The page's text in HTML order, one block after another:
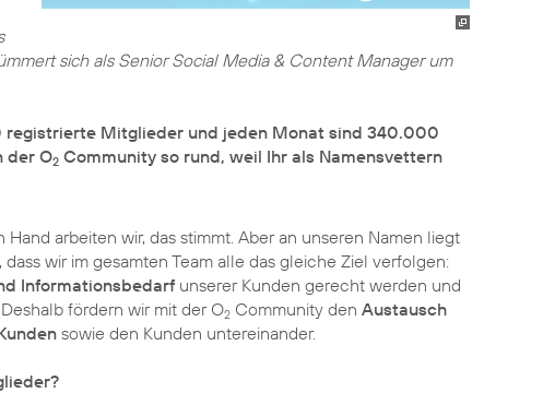
sich als Senior Social Media & Content Manager um
Mitglieder und jeden Monat sind 340.000
der O2 Community so rund, weil Ihr als Namensvettern
Hand arbeiten wir, das stimmt. Aber an unseren Namen liegt
wir im gesamten Team alle das gleiche Ziel verfolgen:
Informationsbedarfunserer Kunden gerecht werden und
fördern wir mit der O2Community den Austausch
sowie den Kunden untereinander.